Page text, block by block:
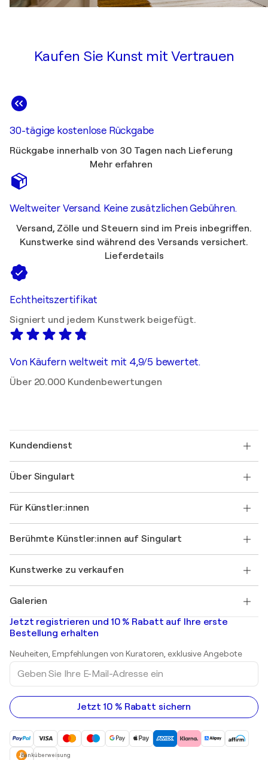
Kaufen Sie Kunst mit Vertrauen
30-tägige kostenlose Rückgabe
Rückgabe innerhalb von 30 Tagen nach Lieferung
Mehr erfahren
Weltweiter Versand. Keine zusätzlichen Gebühren.
Versand, Zölle und Steuern sind im Preis inbegriffen.
Kunstwerke sind während des Versands versichert.
Lieferdetails
Echtheitszertifikat
Signiert und jedem Kunstwerk beigefügt.
Von Käufern weltweit mit 4,9/5 bewertet.
Über 20.000 Kundenbewertungen
Kundendienst
Versand
Einen Gutschein verschenken
Werden Sie Mitglied unseres Handelsprogramms
Ihr Konto
+49 30 31196995
Über Singulart
FAQ
Singulart-Magazin
Jobs
Entdecken Sie kuratierte Originalkunst
Für Künstler:innen
Als Künstler anmelden
Berühmte Künstler:innen auf Singulart
Marc Chagall
Banksy
Mr. Brainwash
Shepard Fairey
Kunstwerke zu verkaufen
Abstrakte Gemälde zu verkaufen
Landschaftsgemälde
Drucke
Acrylgemälde
Galerien
Kunstgalerien in Deutschland
Kunstgalerien in Schweiz
Jetzt registrieren und 10 % Rabatt auf Ihre erste
Bestellung erhalten
Neuheiten, Empfehlungen von Kuratoren, exklusive Angebote
Geben
Sie
Ihre
E-
Mail-
Adresse
Jetzt 10 % Rabatt sichern
Banküberweisung